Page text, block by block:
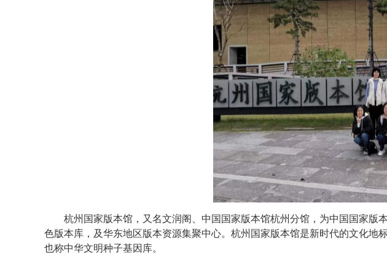
杭州国家版本馆，又名文润阁、中国国家版本馆杭州分馆，为中国国家版
色版本库，及华东地区版本资源集聚中心。杭州国家版本馆是新时代的文化地
也称中华文明种子基因库。